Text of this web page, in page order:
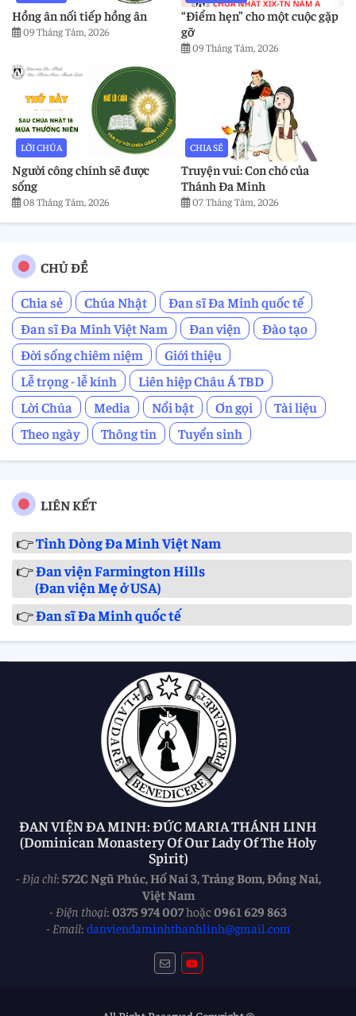
Hồng ân nối tiếp hồng ân
09 Tháng Tám, 2026
“Điểm hẹn” cho một cuộc gặp
gỡ
09 Tháng Tám, 2026
LỜI CHÚA
Người công chính sẽ được
sống
08 Tháng Tám, 2026
CHIA SẺ
Truyện vui: Con chó của
Thánh Đa Minh
07 Tháng Tám, 2026
CHỦ ĐỀ
Chia sẻ
Chúa Nhật
Đan sĩ Đa Minh quốc tế
Đan sĩ Đa Minh Việt Nam
Đan viện
Đào tạo
Đời sống chiêm niệm
Giới thiệu
Lễ trọng - lễ kính
Liên hiệp Châu Á TBD
Lời Chúa
Media Nổi bật Ơn gọi
Tài liệu
Theo ngày
Thông tin Tuyển sinh
LIÊN KẾT
👉Tỉnh Dòng Đa Minh Việt Nam
👉Đan viện Farmington Hills
(Đan viện Mẹ ở USA)
👉Đan sĩ Đa Minh quốc tế
ĐAN VIỆN ĐA MINH: ĐỨC MARIA THÁNH LINH
(Dominican Monastery Of Our Lady Of The Holy
Spirit)
- Địa chỉ: 572C Ngũ Phúc, Hố Nai 3, Trảng Bom, Đồng Nai,
Việt Nam
- Điện thoại: 0375 974 007hoặc0961 629 863
- Email: danviendaminhthanhlinh@gmail.com